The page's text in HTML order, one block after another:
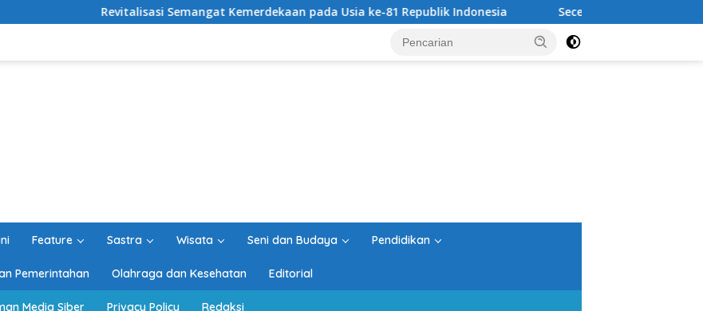
Revitalisasi Semangat Kemerdekaan pada Usia ke-81 Republik Indonesia Secercah Sinar Mentari Pagi: Sebuah
Feature Sastra Wisata Seni dan Budaya Pendidikan
Pemerintahan Olahraga dan Kesehatan Editorial
Media Siber Privacy Policy Redaksi